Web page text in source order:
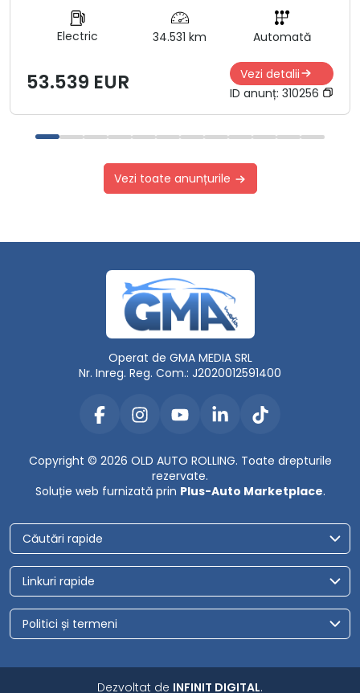
Electric 34.531 km Automată
53.539 EUR
Vezi detalii
ID anunț: 310256
Vezi toate anunțurile
Operat de GMA MEDIA SRL
Nr. Inreg. Reg. Com.: J2020012591400
Copyright © 2026 OLD AUTO ROLLING. Toate drepturile
rezervate.
Soluție web furnizată prin Plus-Auto Marketplace.
Căutări rapide
Linkuri rapide
Politici și termeni
Dezvoltat de INFINIT DIGITAL.